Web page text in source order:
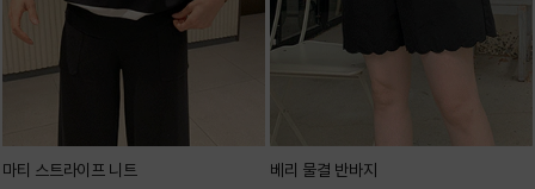
마티 스트라이프 니트 베리 물결 반바지